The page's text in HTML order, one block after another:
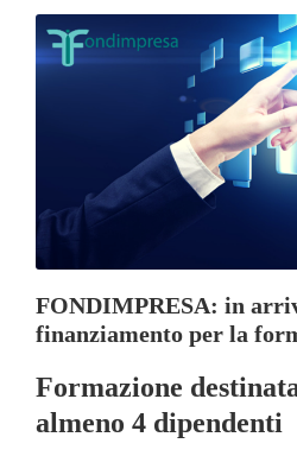
FONDIMPRESA: in
finanziamento per la
Formazione
almeno 4 dipendenti